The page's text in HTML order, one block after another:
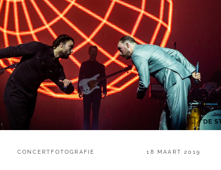
CATEGORIES:
CONCERTFOTOGRAFIE
GEPLAATST
18 MAART 2019